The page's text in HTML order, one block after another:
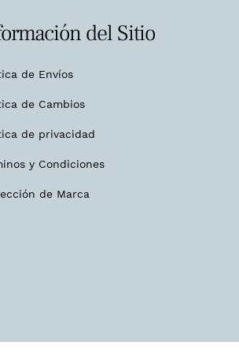
del Sitio
de Envíos
de Cambios
de privacidad
y Condiciones
de Marca